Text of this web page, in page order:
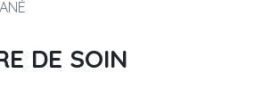
DE SOIN